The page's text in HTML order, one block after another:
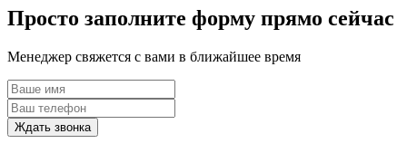
Просто заполните форму прямо сейчас
Менеджер свяжется с вами в ближайшее время